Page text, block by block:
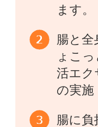
ます。
腸と全
ょこ
活エク
の実施
腸に負